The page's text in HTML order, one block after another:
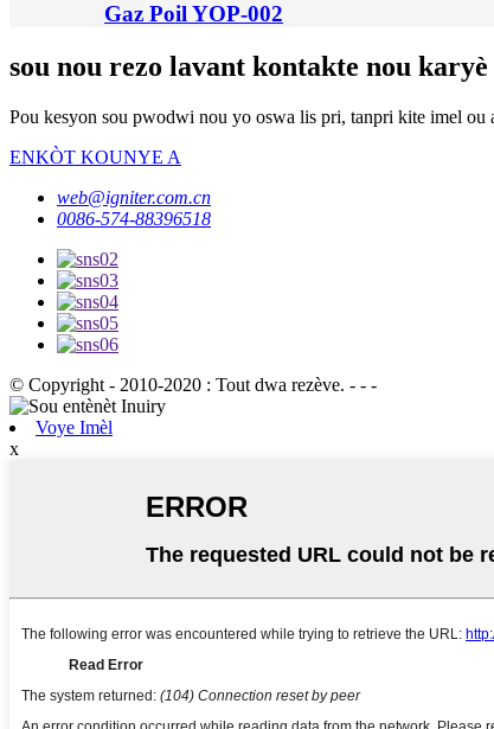
Gaz Poil YOP-002
sou nou rezo lavant kontakte nou karyè
Pou kesyon sou pwodwi nou yo oswa lis pri, tanpri kite imel ou
ENKÒT KOUNYE A
web@igniter.com.cn
0086-574-88396518
© Copyright - 2010-2020 : Tout dwa rezève. - - -
Voye Imèl
x